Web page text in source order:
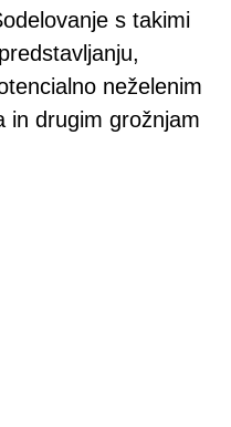
s takimi
neželenim
in drugim grožnjam